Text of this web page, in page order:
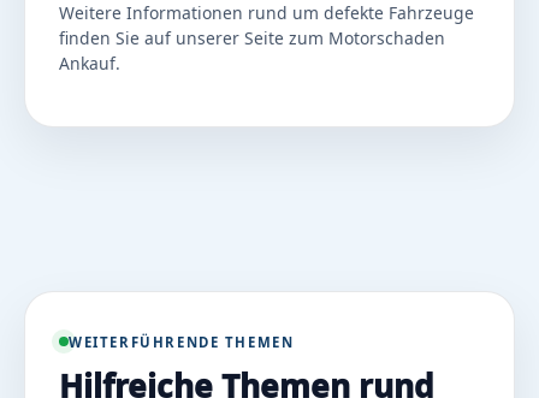
Weitere Informationen rund um defekte Fahrzeuge
finden Sie auf unserer Seite zum Motorschaden
Ankauf.
WEITERFÜHRENDE THEMEN
Hilfreiche Themen rund